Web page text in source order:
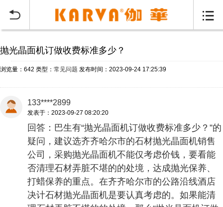
 
抛光晶面机订做收费标准多少？
浏览量：642 类型： 常见问题 发布时间：2023-09-24 17:25:39
133****2899
发表于：2023-09-27 08:20:20
回答：巴生有“抛光晶面机订做收费标准多少？”的
疑问，建议选齐齐哈尔市的石材抛光晶面机销售
公司，采购抛光晶面机不能仅考虑价钱，要看能
否清理石材弄脏不堪的的处境，达成抛光保养、
打蜡保养的重点。在齐齐哈尔市的公路沿线酒店
决计石材抛光晶面机是要认真考虑的。如果能清